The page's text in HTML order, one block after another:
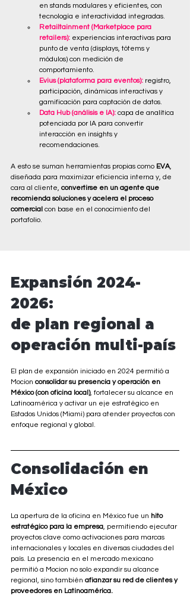
en stands modulares y eficientes, con
tecnología e interactividad integradas.
Retailtainment (Marketplace para
retailers): experiencias interactivas para
punto de venta (displays, tótems y
módulos) con medición de
comportamiento.
Evius (plataforma para eventos): registro,
participación, dinámicas interactivas y
gamificación para captación de datos.
Data Hub (análisis e IA): capa de analítica
potenciada por IA para convertir
interacción en insights y
recomendaciones.
A esto se suman herramientas propias como EVA,
diseñada para maximizar eficiencia interna y, de
cara al cliente, convertirse en un agente que
recomienda soluciones y acelera el proceso
comercial con base en el conocimiento del
portafolio.
Expansión 2024-
2026:
de plan regional a
operación multi-país
El plan de expansión iniciado en 2024 permitió a
Mocion consolidar su presencia y operación en
México (con oficina local), fortalecer su alcance en
Latinoamérica y activar un eje estratégico en
Estados Unidos (Miami) para atender proyectos con
enfoque regional y global.
Consolidación en
México
La apertura de la oficina en México fue un hito
estratégico para la empresa, permitiendo ejecutar
proyectos clave como activaciones para marcas
internacionales y locales en diversas ciudades del
país. La presencia en el mercado mexicano
permitió a Mocion no solo expandir su alcance
regional, sino también afianzar su red de clientes y
proveedores en Latinoamérica.